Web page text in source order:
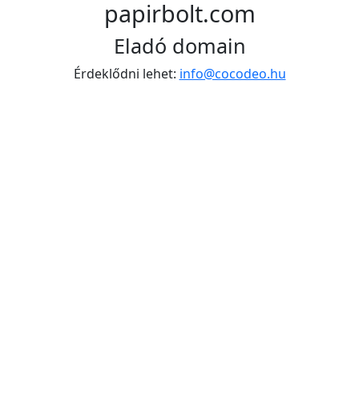
papirbolt.com
Eladó domain
Érdeklődni lehet: info@cocodeo.hu